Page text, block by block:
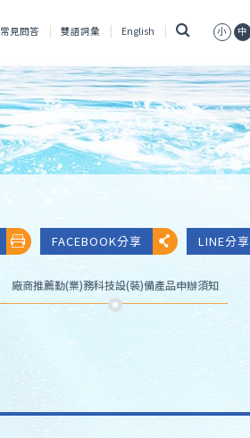
常見問答 雙語詞彙 English 小 中
FACEBOOK分享 LINE分享
廠商推薦勤(業)務科技設(裝)備產品申辦須知